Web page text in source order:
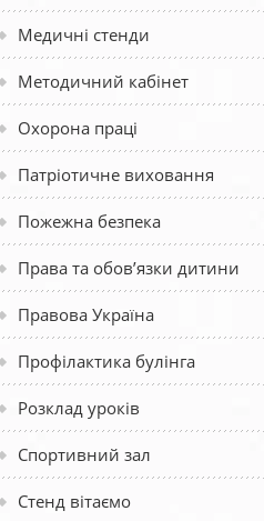
Медичні стенди
Методичний кабінет
Охорона праці
Патріотичне виховання
Пожежна безпека
Права та обов’язки дитини
Правова Україна
Профілактика булінга
Розклад уроків
Спортивний зал
Стенд вітаємо